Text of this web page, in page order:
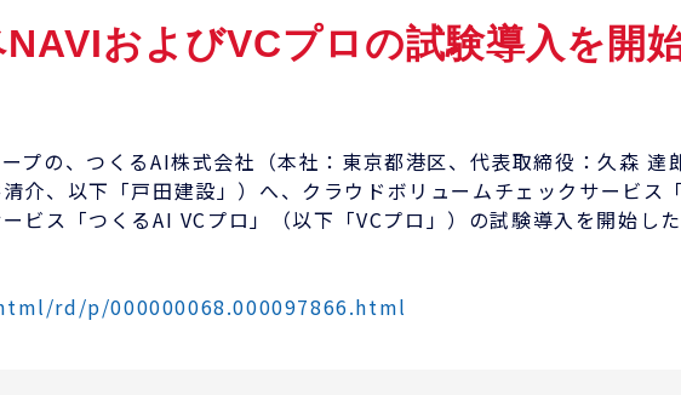
およびVCプロの試験導入を開
プの、つくるAI株式会社（本社：東京都港区、代表取締役：久森
清介、以下「戸田建設」）へ、クラウドボリュームチェックサービ
ビス「つくるAI VCプロ」（以下「VCプロ」）の試験導入を開始し
rd/p/000000068.000097866.html